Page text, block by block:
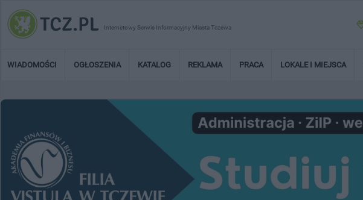
Internetowy Serwis Informacyjny Miasta Tczewa
WIADOMOŚCI OGŁOSZENIA KATALOG REKLAMA PRACA LOKALE I MIEJSCA